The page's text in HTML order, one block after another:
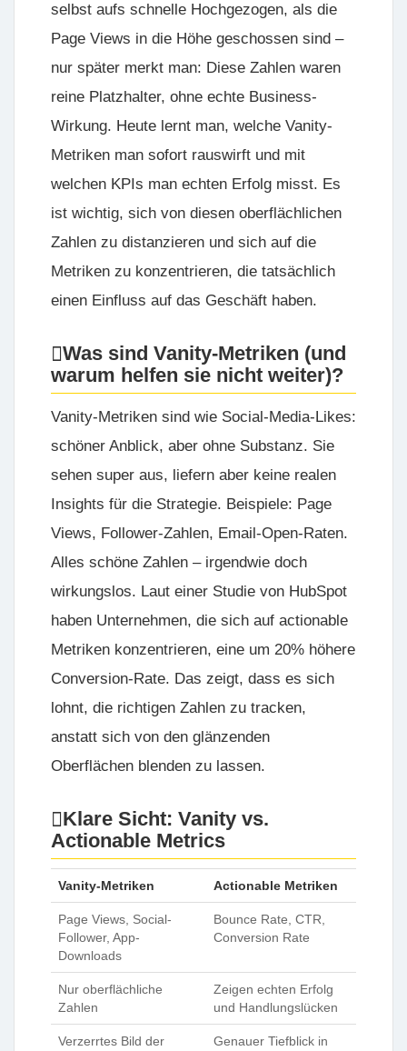
selbst aufs schnelle Hochgezogen, als die
Page Views in die Höhe geschossen sind –
nur später merkt man: Diese Zahlen waren
reine Platzhalter, ohne echte Business-
Wirkung. Heute lernt man, welche Vanity-
Metriken man sofort rauswirft und mit
welchen KPIs man echten Erfolg misst. Es
ist wichtig, sich von diesen oberflächlichen
Zahlen zu distanzieren und sich auf die
Metriken zu konzentrieren, die tatsächlich
einen Einfluss auf das Geschäft haben.
Was sind Vanity-Metriken (und
warum helfen sie nicht weiter)?
Vanity-Metriken sind wie Social-Media-Likes:
schöner Anblick, aber ohne Substanz. Sie
sehen super aus, liefern aber keine realen
Insights für die Strategie. Beispiele: Page
Views, Follower-Zahlen, Email-Open-Raten.
Alles schöne Zahlen – irgendwie doch
wirkungslos. Laut einer Studie von HubSpot
haben Unternehmen, die sich auf actionable
Metriken konzentrieren, eine um 20% höhere
Conversion-Rate. Das zeigt, dass es sich
lohnt, die richtigen Zahlen zu tracken,
anstatt sich von den glänzenden
Oberflächen blenden zu lassen.
Klare Sicht: Vanity vs.
Actionable Metrics
Vanity-Metriken Actionable Metriken
Page Views, Social-
Follower, App-
Downloads
Bounce Rate, CTR,
Conversion Rate
Nur oberflächliche
Zahlen
Zeigen echten Erfolg
und Handlungslücken
Verzerrtes Bild der
Genauer Tiefblick in